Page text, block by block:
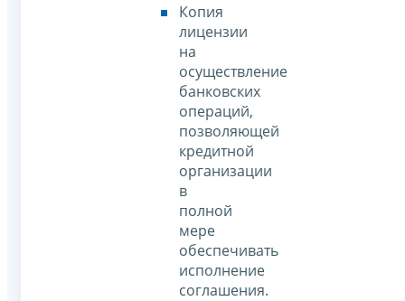
Копия
лицензии
на
осуществление
банковских
операций,
позволяющей
кредитной
организации
в
полной
мере
обеспечивать
исполнение
соглашения.